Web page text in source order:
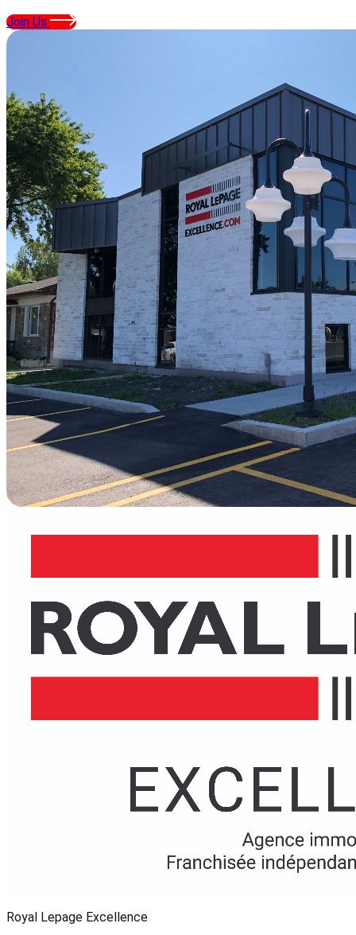
Join Us
Royal Lepage Excellence